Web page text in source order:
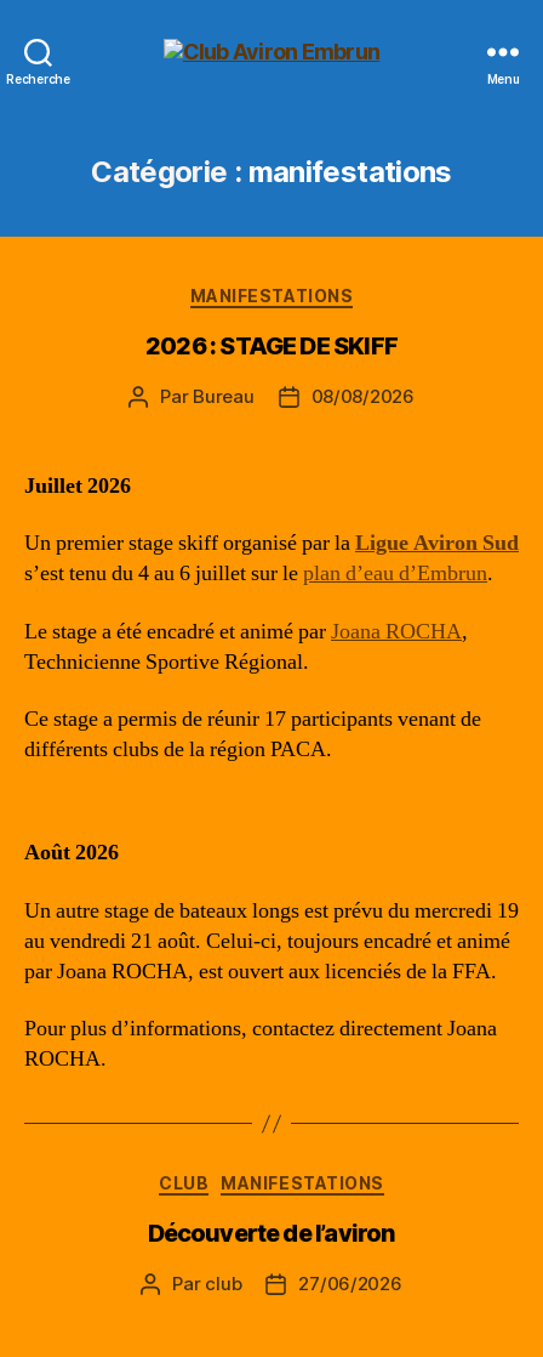
Recherche Menu
Catégorie : manifestations
Catégories
MANIFESTATIONS
2026 : STAGE DE SKIFF
Auteur
Par Bureau
Date08/08/2026
Juillet 2026
Un premier stage skiff organisé par laLigue Aviron Sud
s’est tenu du 4 au 6 juillet sur leplan d’eau d’Embrun.
Le stage a été encadré et animé parJoana ROCHA,
Technicienne Sportive Régional.
Ce stage a permis de réunir 17 participants venant de
différents clubs de la région PACA.
Août 2026
Un autre stage de bateaux longs est prévu du mercredi 19
au vendredi 21 août. Celui-ci, toujours encadré et animé
par Joana ROCHA, est ouvert aux licenciés de la FFA.
Pour plus d’informations, contactez directement Joana
ROCHA.
Catégories
CLUB MANIFESTATIONS
Découverte de l’aviron
Auteur
Par club
Date27/06/2026